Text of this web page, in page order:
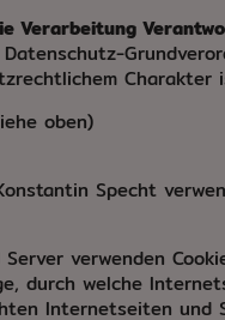
Verarbeitung
Charakter
oben)
Specht
verwenden
durch welche
Internetseiten und